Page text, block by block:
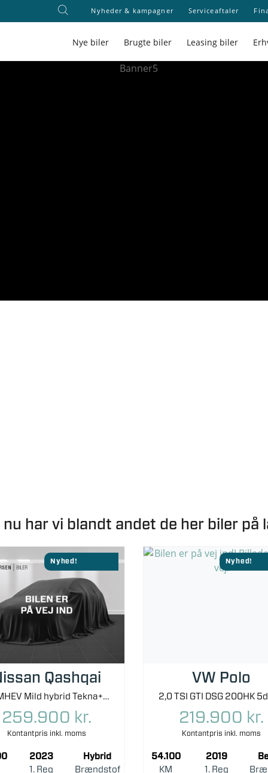
Nyheder & kampagner Serviceaftaler
Nye biler Brugte biler Leasing biler
nu har vi blandt andet de her biler på
Nyhed!
Qashqai
1,3 MHEV Mild hybrid Tekna+ X-Tronic 158HK 5d 7g Aut.
259.900 kr.
Kontantpris inkl. moms
2023
1. Reg
Hybrid
Brændstof
Nyhed!
VW Polo
219.900 kr.
Kontantpris inkl. moms
54.100
KM
2019
1. Reg